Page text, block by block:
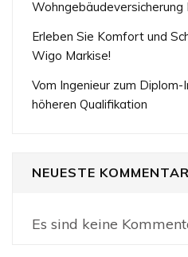
Wohngebäudeversicherung
Erleben Sie Komfort und
Wigo Markise!
Vom Ingenieur zum
höheren Qualifikation
NEUESTE
Es sind keine